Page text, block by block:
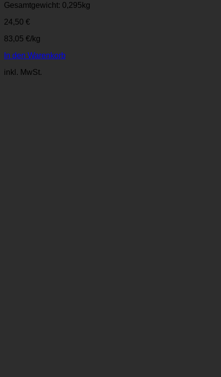
Gesamtgewicht: 0,295 kg
24,50 €
83,05 €/kg
In den Warenkorb
inkl. MwSt.